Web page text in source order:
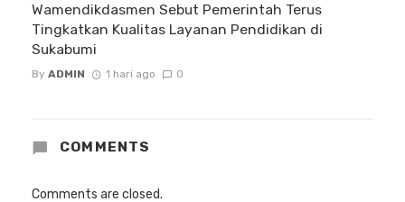
Wamendikdasmen Sebut Pemerintah Terus
Tingkatkan Kualitas Layanan Pendidikan di
Sukabumi
By ADMIN 1 hari ago 0
COMMENTS
Comments are closed.